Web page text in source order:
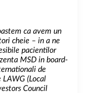
ca avem un
cheie – in a ne
pacientilor
MSD in board-
de
(Local
Council